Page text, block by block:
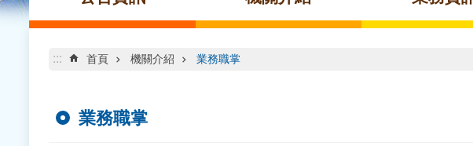
::: 首頁 機關介紹 業務職掌
業務職掌